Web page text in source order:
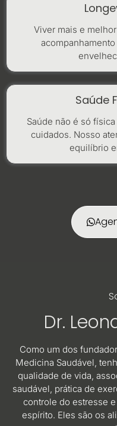
Viver mais e
Saúde
Saúde não é só
cuidados. Nosso
equilíbrio
Dr.
Como um dos
Medicina Saudável,
qualidade de vida,
saudável, prática de
controle do estresse
espírito. Eles são os